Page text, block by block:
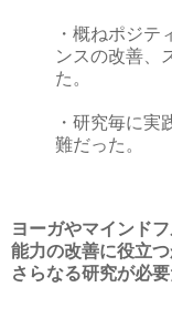
・概ねポジテ
ンスの改善、
た。
・研究毎に実
難だった。
ヨーガやマインド
能力の改善に役立つ
さらなる研究が必要